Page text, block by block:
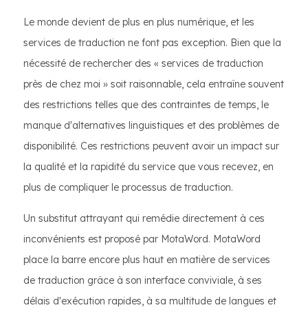
Le monde devient de plus en plus numérique, et les
services de traduction ne font pas exception. Bien que la
nécessité de rechercher des « services de traduction
près de chez moi » soit raisonnable, cela entraîne souvent
des restrictions telles que des contraintes de temps, le
manque d'alternatives linguistiques et des problèmes de
disponibilité. Ces restrictions peuvent avoir un impact sur
la qualité et la rapidité du service que vous recevez, en
plus de compliquer le processus de traduction.
Un substitut attrayant qui remédie directement à ces
inconvénients est proposé par MotaWord. MotaWord
place la barre encore plus haut en matière de services
de traduction grâce à son interface conviviale, à ses
délais d'exécution rapides, à sa multitude de langues et